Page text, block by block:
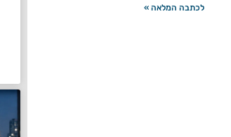
לכתבה המלאה »